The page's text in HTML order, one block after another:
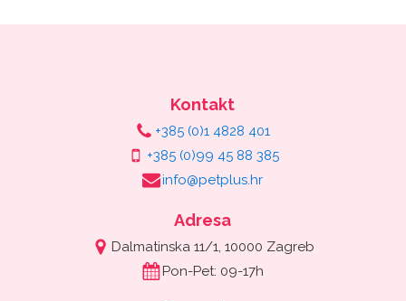
Kontakt
+385 (0)1 4828 401
+385 (0)99 45 88 385
info@petplus.hr
Adresa
Dalmatinska 11/1, 10000 Zagreb
Pon-Pet: 09-17h